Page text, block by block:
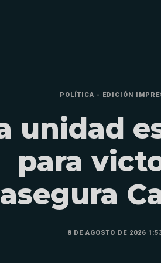
POLÍTICA - EDICIÓN
unidad
para
asegura
8 DE AGOSTO DE 2026